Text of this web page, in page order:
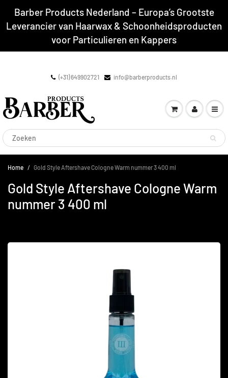
Barber Products Nederland – Europa’s Grootste
Leverancier van Haarwax & Schoonheidsproducten
voor Particulieren en Kappers
(+31) 649902721 info@barberproducts.nl
Home Gold Style Aftershave Cologne Warm nummer 3 400 ml
Gold Style Aftershave Cologne Warm
nummer 3 400 ml